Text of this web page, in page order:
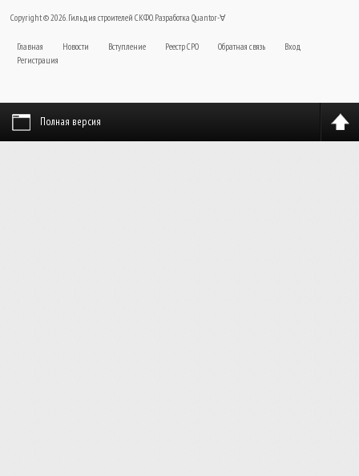
Copyright © 2026. Гильдия строителей СКФО. Разработка Quantor-∀
Главная Новости Вступление Реестр СРО Обратная связь
Вход
Регистрация
Полная версия